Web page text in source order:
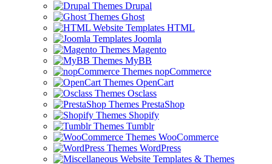
Drupal
Ghost
HTML
Joomla
Magento
MyBB
nopCommerce
OpenCart
Osclass
PrestaShop
Shopify
Tumblr
WooCommerce
WordPress